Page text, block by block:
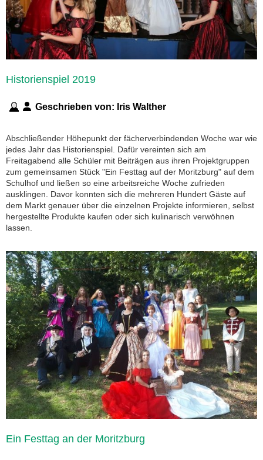
Historienspiel 2019
Geschrieben von: Iris Walther
Abschließender Höhepunkt der fächerverbindenden Woche war wie
jedes Jahr das Historienspiel. Dafür vereinten sich am
Freitagabend alle Schüler mit Beiträgen aus ihren Projektgruppen
zum gemeinsamen Stück "Ein Festtag auf der Moritzburg" auf dem
Schulhof und ließen so eine arbeitsreiche Woche zufrieden
ausklingen. Davor konnten sich die mehreren Hundert Gäste auf
dem Markt genauer über die einzelnen Projekte informieren, selbst
hergestellte Produkte kaufen oder sich kulinarisch verwöhnen
lassen.
Ein Festtag an der Moritzburg